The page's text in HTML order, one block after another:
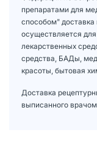
препаратами для
способом" доставка
осуществляется
лекарственных
средства, БАДы,
красоты, бытовая
Доставка
выписанного